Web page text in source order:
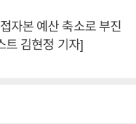
자본 예산 축소로 부진
트 김현정 기자]